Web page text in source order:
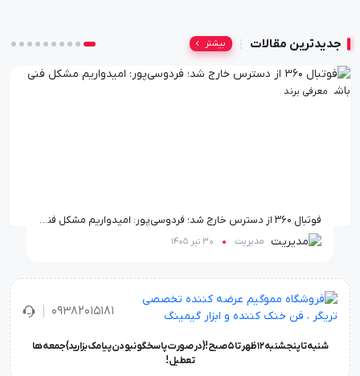
جدیدترین مقالات بیشتر
فوتبال ۳۶۰ از دسترس خارج شد؛ فردوسی‌پور: امیدواریم مشکل فنی باشد!
مدیریت 30 تیر 1405
معرفی برند
۰۹۳۸۲۰۱۵۱۸۱
شنبه تا پنجشنبه ۱۲ ظهر تا 5 صبح!{در صورت پاسخگو نبودن پیامک بزارید} جمعه ها
تعطیل !